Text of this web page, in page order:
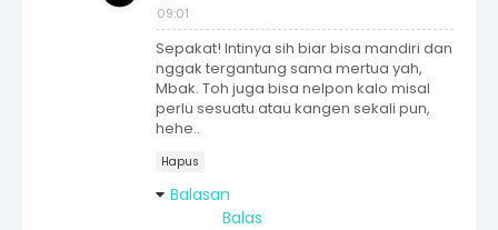
09:01
Sepakat! Intinya sih biar bisa mandiri dan
nggak tergantung sama mertua yah,
Mbak. Toh juga bisa nelpon kalo misal
perlu sesuatu atau kangen sekali pun,
hehe..
Hapus
Balasan
Balas